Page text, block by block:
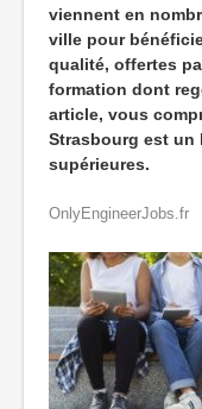
viennent en
ville pour
qualité, offertes
formation dont
article, vous
Strasbourg est un
supérieures.
OnlyEngineerJobs.fr